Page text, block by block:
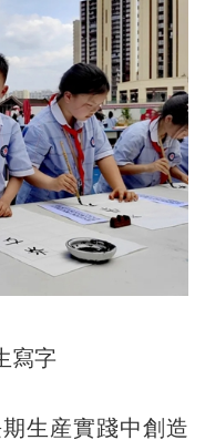
寫字
生産實踐中創造